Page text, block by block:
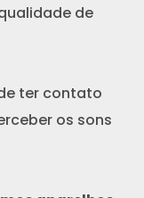
de
ter contato
os sons